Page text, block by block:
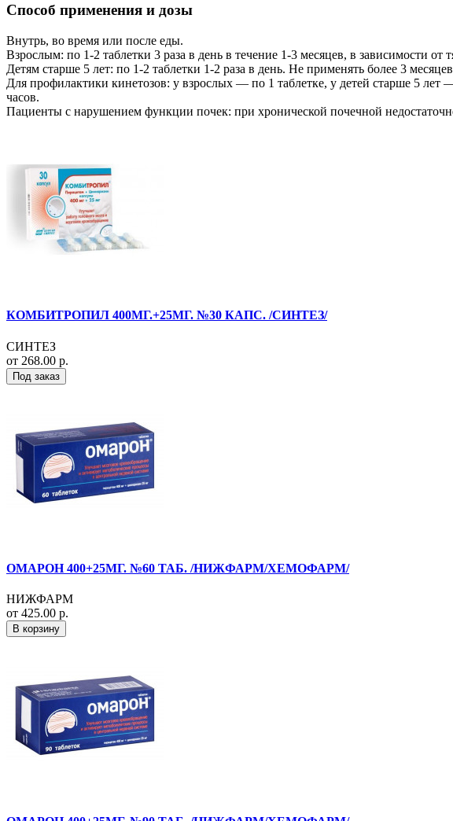
Способ применения и дозы
Внутрь, во время или после еды.
Взрослым: по 1-2 таблетки 3 раза в день в течение 1-3 месяцев, в зависимости
Детям старше 5 лет: по 1-2 таблетки 1-2 раза в день. Не применять более 3
Для профилактики кинетозов: у взрослых — по 1 таблетке, у детей старше 5
часов.
Пациенты с нарушением функции почек: при хронической почечной
КОМБИТРОПИЛ 400МГ.+25МГ. №30 КАПС. /СИНТЕЗ/
СИНТЕЗ
от 268.00 р.
Под заказ
ОМАРОН 400+25МГ. №60 ТАБ. /НИЖФАРМ/ХЕМОФАРМ/
НИЖФАРМ
от 425.00 р.
В корзину